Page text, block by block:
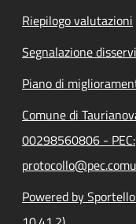
Riepilogo valutazioni
Segnalazione
Piano di
Comune di
00298560806 - PEC:
Powered by